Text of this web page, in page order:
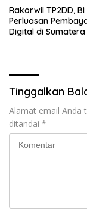
Rakorwil TP2DD,
Perluasan
Digital di Sumatera
Tinggalkan
Alamat email Anda
ditandai *